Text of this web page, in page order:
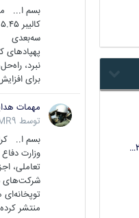
بسم ا...
سه‌بعدی
پهپادهای
نبرد،
برای
توسط
وزارت
تعاملی،
شرکت‌های
منتشر